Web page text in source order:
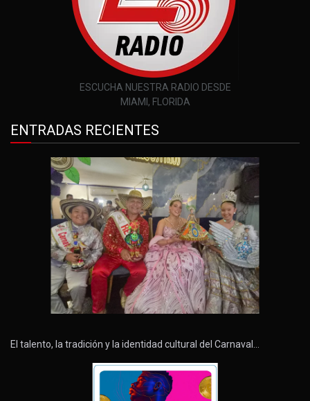
ESCUCHA NUESTRA RADIO DESDE
MIAMI, FLORIDA
ENTRADAS RECIENTES
El talento, la tradición y la identidad cultural del Carnaval…